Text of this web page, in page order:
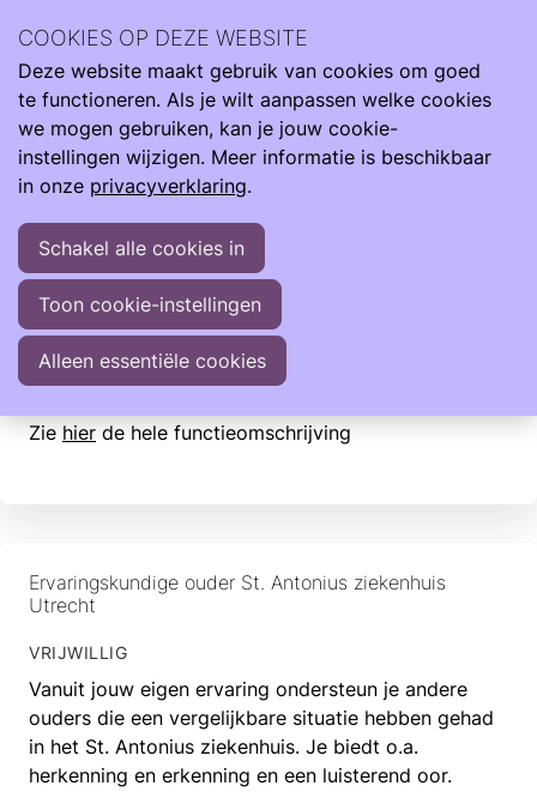
Zoeken
Vacatures
Een bijdrage leveren aan de Care4Neo Community?
Misschien zoeken we jou!
Bekijk onze openstaande vacatures
Fondsenwerver
Zet jouw talent en doorzettingsvermogen in binnen
deze betekenisvolle rol. Als fondsenwerver bij
Care4Neo speur je naar kansen, schrijf je mee met
aanvragen en help je impact maken voor de
allerkleinsten.
Zie hier de hele functieomschrijving
Ervaringskundige ouder St. Antonius ziekenhuis
Utrecht
VRIJWILLIG
Vanuit jouw eigen ervaring ondersteun je andere
ouders die een vergelijkbare situatie hebben gehad
in het St. Antonius ziekenhuis. Je biedt o.a.
herkenning en erkenning en een luisterend oor.
COOKIES OP DEZE WEBSITE
Deze website maakt gebruik van cookies om goed
te functioneren. Als je wilt aanpassen welke cookies
we mogen gebruiken, kan je jouw cookie-
instellingen wijzigen. Meer informatie is beschikbaar
in onze privacyverklaring.
Schakel alle cookies in
Toon cookie-instellingen
Alleen essentiële cookies